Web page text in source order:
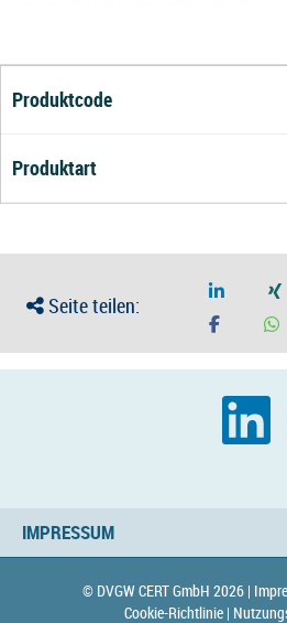
Produktcode
Produktart
Seite teilen:
IMPRESSUM
© DVGW CERT GmbH 2026 |
Cookie-Richtlinie |